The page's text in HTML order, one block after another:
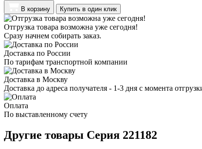
В корзину Купить в один клик
Отгрузка товара возможна уже сегодня!
Сразу начнем собирать заказ.
Доставка по России
По тарифам транспортной компании
Доставка в Москву
Доставка до адреса получателя - 1-3 дня с момента
Оплата
По выставленному счету
Другие товары Серия 221182